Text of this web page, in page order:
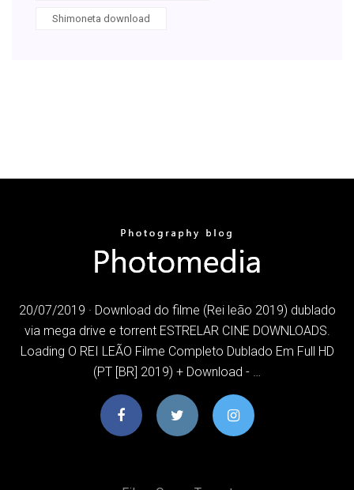
Shimoneta download
20/07/2019 · Download do filme (Rei leão 2019) dublado
via mega drive e torrent ESTRELAR CINE DOWNLOADS.
Loading O REI LEÃO Filme Completo Dublado Em Full HD
(PT [BR] 2019) + Download - …